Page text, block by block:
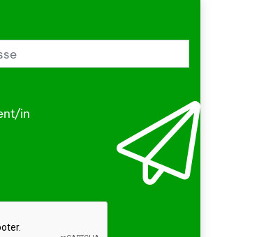
Sommer? Schuld sein könnte
kleine Tierchen sind in den
unterwegs, die stechen
in